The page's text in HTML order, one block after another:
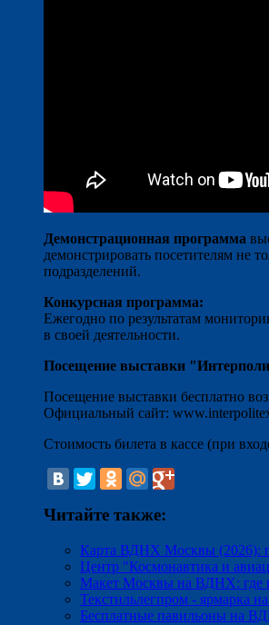
Демонстрационная программа
демонстрировать посетителям не
подразделений.
Конкурсная программа:
Ежегодно по результатам
в своей деятельности.
Посещение выставки
Посещение выставки бесплатно
Официальный сайт:
Стоимость билета в кассе (при
Читайте также:
Карта ВДНХ Москвы (2026):
Центр "Космонавтика и
Макет Москвы на ВДНХ: где
Текстильлегпром - ярмарка
Бесплатные павильоны на